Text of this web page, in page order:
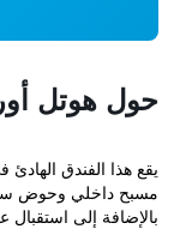
حول هوتل
مسبح داخلي وحوض
بالإضافة إلى